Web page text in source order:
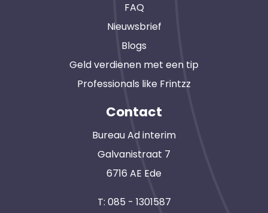
FAQ
Nieuwsbrief
Blogs
Geld verdienen met een tip
Professionals like Frintzz
Contact
Bureau Ad interim
Galvanistraat 7
6716 AE Ede
T: 085 - 1301587